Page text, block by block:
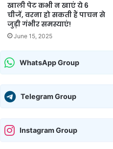
खाली पेट कभी न खाएं ये 6
चीजें, वरना हो सकती हैं पाचन से
जुड़ी गंभीर समस्याएं!
June 15, 2025
WhatsApp Group
Telegram Group
Instagram Group